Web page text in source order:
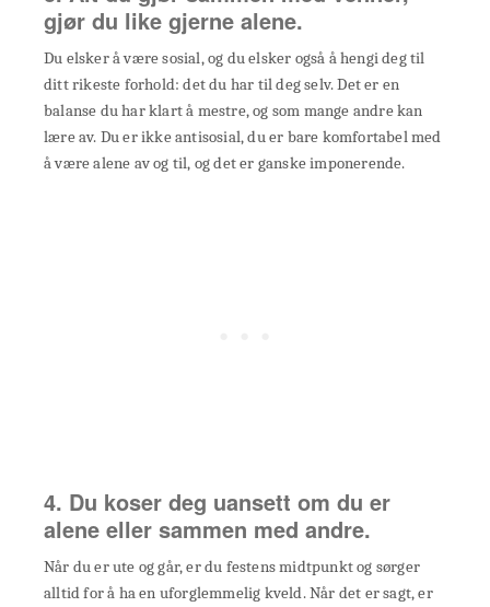
gjør du like gjerne alene.
Du elsker å være sosial, og du elsker også å hengi deg til
ditt rikeste forhold: det du har til deg selv. Det er en
balanse du har klart å mestre, og som mange andre kan
lære av. Du er ikke antisosial, du er bare komfortabel med
å være alene av og til, og det er ganske imponerende.
4. Du koser deg uansett om du er
alene eller sammen med andre.
Når du er ute og går, er du festens midtpunkt og sørger
alltid for å ha en uforglemmelig kveld. Når det er sagt, er